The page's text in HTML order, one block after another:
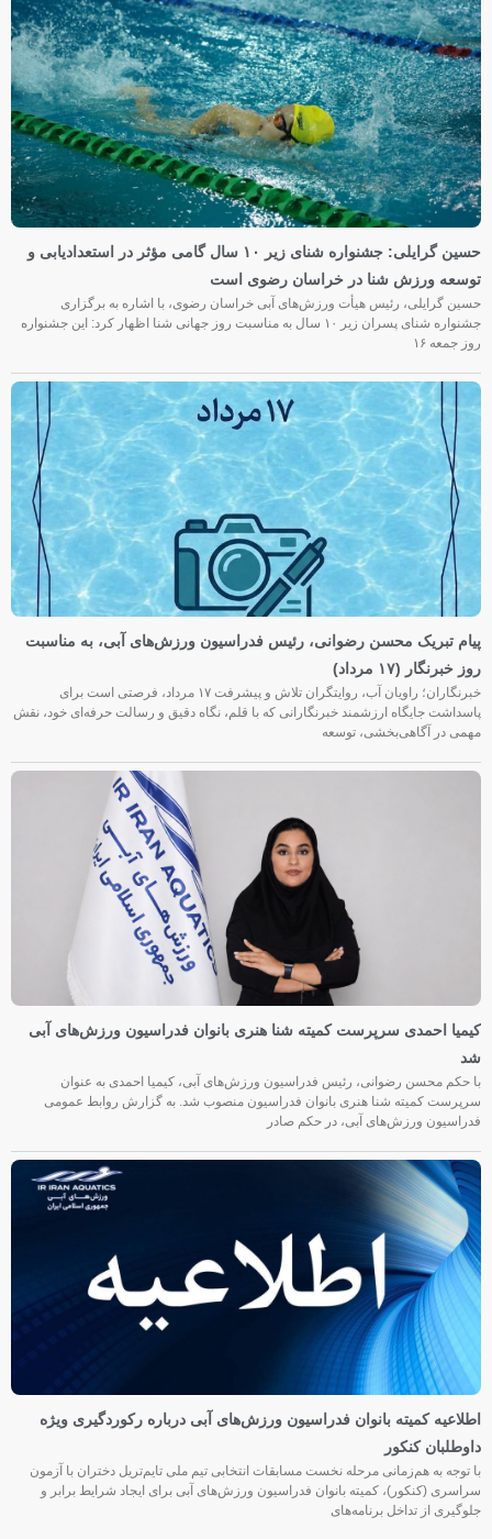
حسین گرایلی: جشنواره شنای زیر ۱۰ سال گامی مؤثر در استعدادیابی و
توسعه ورزش شنا در خراسان رضوی است
حسین گرایلی، رئیس هیأت ورزش‌های آبی خراسان رضوی، با اشاره به برگزاری
جشنواره شنای پسران زیر ۱۰ سال به مناسبت روز جهانی شنا اظهار کرد: این جشنواره
روز جمعه‌ ۱۶
پیام تبریک محسن رضوانی، رئیس فدراسیون ورزش‌های آبی، به مناسبت
روز خبرنگار (۱۷ مرداد)
خبرنگاران؛ راویان آب، روایتگران تلاش و پیشرفت ۱۷ مرداد، فرصتی است برای
پاسداشت جایگاه ارزشمند خبرنگارانی که با قلم، نگاه دقیق و رسالت حرفه‌ای خود، نقش
مهمی در آگاهی‌بخشی، توسعه
کیمیا احمدی سرپرست کمیته شنا هنری بانوان فدراسیون ورزش‌های آبی
شد
با حکم محسن رضوانی، رئیس فدراسیون ورزش‌های آبی، کیمیا احمدی به عنوان
سرپرست کمیته شنا هنری بانوان فدراسیون منصوب شد. به گزارش روابط عمومی
فدراسیون ورزش‌های آبی، در حکم صادر
اطلاعیه کمیته بانوان فدراسیون ورزش‌های آبی درباره رکوردگیری ویژه
داوطلبان کنکور
با توجه به هم‌زمانی مرحله نخست مسابقات انتخابی تیم ملی تایم‌تریل دختران با آزمون
سراسری (کنکور)، کمیته بانوان فدراسیون ورزش‌های آبی برای ایجاد شرایط برابر و
جلوگیری از تداخل برنامه‌های